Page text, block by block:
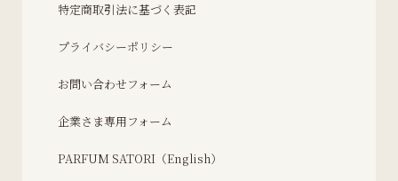
特定商取引法に基づく表記
プライバシーポリシー
お問い合わせフォーム
企業さま専用フォーム
PARFUM SATORI（English）